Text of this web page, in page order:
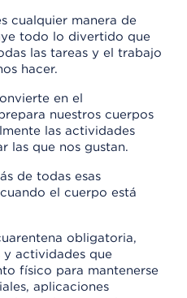
cualquier manera de
todo lo divertido que
las tareas y el trabajo
hacer.
en el
nuestros cuerpos
las actividades
las que nos gustan.
de todas esas
el cuerpo está
obligatoria,
actividades que
físico para mantenerse
aplicaciones